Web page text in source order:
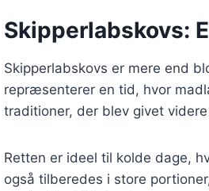
Skipperlabskovs:
Skipperlabskovs er mere end
repræsenterer en tid, hvor
traditioner, der blev givet
Retten er ideel til kolde dage,
også tilberedes i store